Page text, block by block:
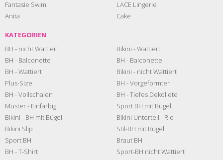
Fantasie Swim
Anita
LACE Lingerie
Cake
KATEGORIEN
BH - nicht Wattiert
BH - Balconette
BH - Wattiert
Plus-Size
BH - Vollschalen
Muster - Einfarbig
Bikini - BH mit Bügel
Bikini Slip
Sport BH
BH - T-Shirt
Bikini - Wattiert
BH - Balconette
Bikini - nicht Wattiert
BH - Vorgeformter
BH - Tiefes Dekollete
Sport BH mit Bügel
Bikini Unterteil - Rio
Stil-BH mit Bügel
Braut BH
Sport-BH nicht Wattiert